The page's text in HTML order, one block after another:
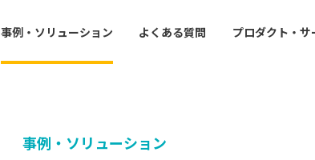
事例・ソリューション よくある質問 プロダクト・サ
事例・ソリューション